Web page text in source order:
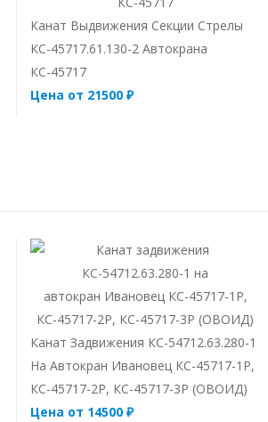
Канат Выдвижения Секции Стрелы
КС-45717.61.130-2 Автокрана
КС-45717
Цена от 21500 ₽
Канат Задвижения КС-54712.63.280-1
На Автокран Ивановец КС-45717-1Р,
КС-45717-2Р, КС-45717-3Р (ОВОИД)
Цена от 14500 ₽